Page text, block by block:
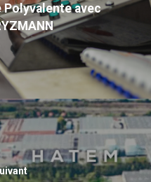
Polyvalente avec